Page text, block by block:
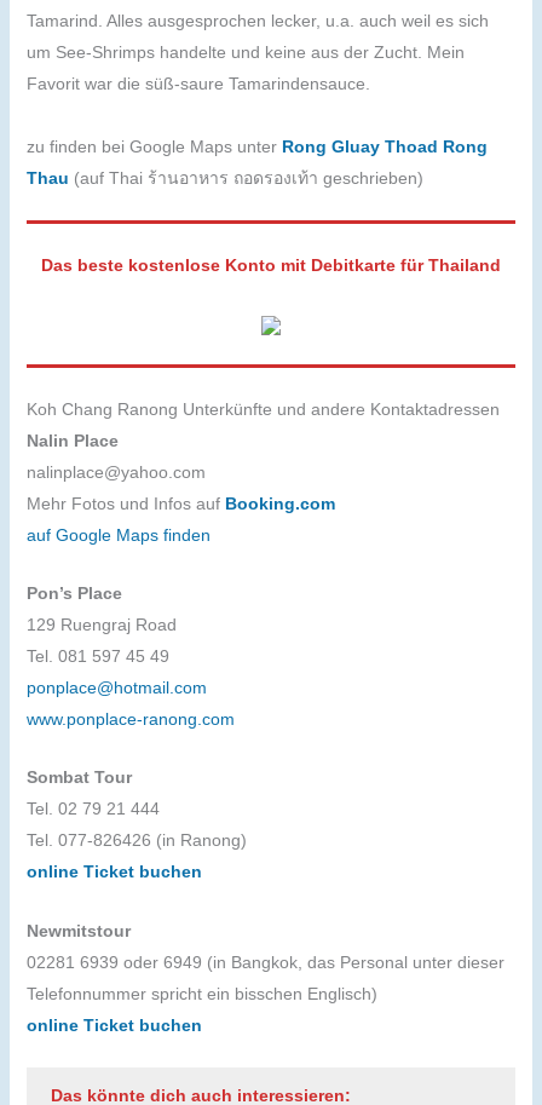
Tamarind. Alles ausgesprochen lecker, u.a. auch weil es sich
um See-Shrimps handelte und keine aus der Zucht. Mein
Favorit war die süß-saure Tamarindensauce.
zu finden bei Google Maps unter Rong Gluay Thoad Rong
Thau (auf Thai ร้านอาหาร ถอดรองเท้า geschrieben)
Das beste kostenlose Konto mit Debitkarte für Thailand
Koh Chang Ranong Unterkünfte und andere Kontaktadressen
Nalin Place
nalinplace@yahoo.com
Mehr Fotos und Infos auf Booking.com
auf Google Maps finden
Pon’s Place
129 Ruengraj Road
Tel. 081 597 45 49
ponplace@hotmail.com
www.ponplace-ranong.com
Sombat Tour
Tel. 02 79 21 444
Tel. 077-826426 (in Ranong)
online Ticket buchen
Newmitstour
02281 6939 oder 6949 (in Bangkok, das Personal unter dieser
Telefonnummer spricht ein bisschen Englisch)
online Ticket buchen
Das könnte dich auch interessieren: